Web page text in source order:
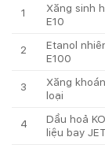
1
Xăng sinh
E10
2
Etanol
E100
3
Xăng
loại
4
Dầu hoả
liệu bay